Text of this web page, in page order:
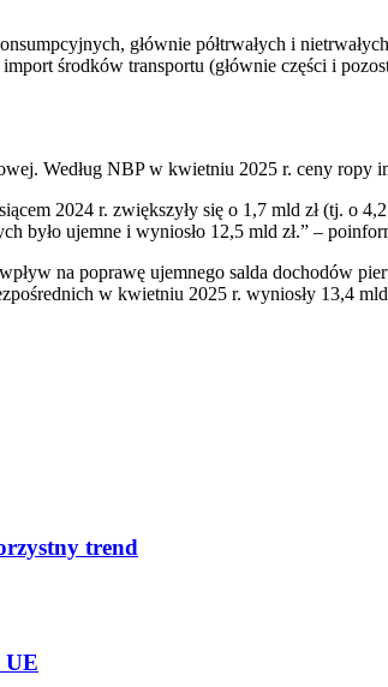
głównie półtrwałych i
środków transportu (głównie części i
Według NBP w kwietniu 2025 r. ceny ropy
2024 r. zwiększyły się o 1,7 mld zł (tj. o
było ujemne i wyniosło 12,5 mld zł.” –
na poprawę ujemnego salda dochodów
w kwietniu 2025 r. wyniosły 13,4
trend
UE